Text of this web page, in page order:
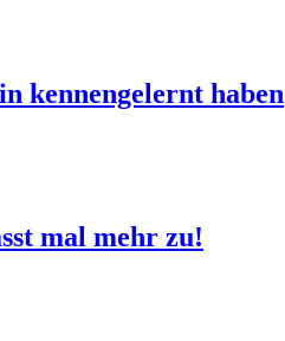
kennengelernt haben
mal mehr zu!